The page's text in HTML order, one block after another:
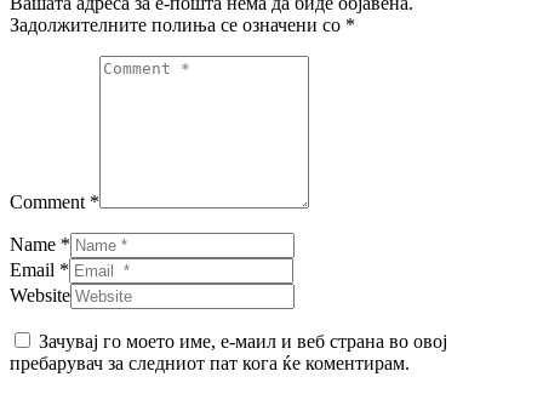
Задолжителните полиња се означени со *
Comment *
Name *
Email *
Website
Зачувај го моето име, е-маил и веб страна во овој
пребарувач за следниот пат кога ќе коментирам.